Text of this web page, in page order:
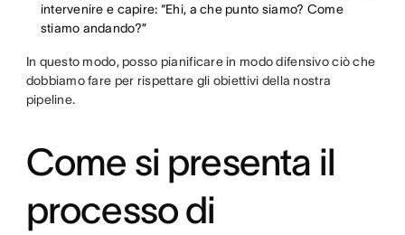
intervenire e capire: “Ehi, a che punto siamo? Come
stiamo andando?”
In questo modo, posso pianificare in modo difensivo ciò che
dobbiamo fare per rispettare gli obiettivi della nostra
pipeline.
Come si presenta il
processo di